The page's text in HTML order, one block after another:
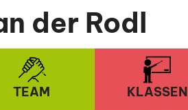
der Rodl
TEAM KLASSEN